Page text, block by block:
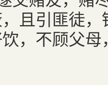
且引匪徒
，不顾父